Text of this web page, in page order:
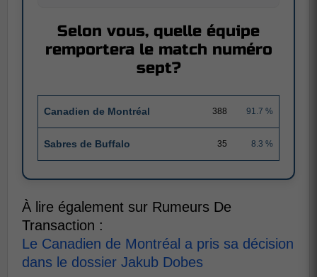
Selon vous, quelle équipe
remportera le match numéro
sept?
Canadien de Montréal 388 91.7 %
Sabres de Buffalo 35 8.3 %
À lire également sur Rumeurs De
Transaction :
Le Canadien de Montréal a pris sa décision
dans le dossier Jakub Dobes